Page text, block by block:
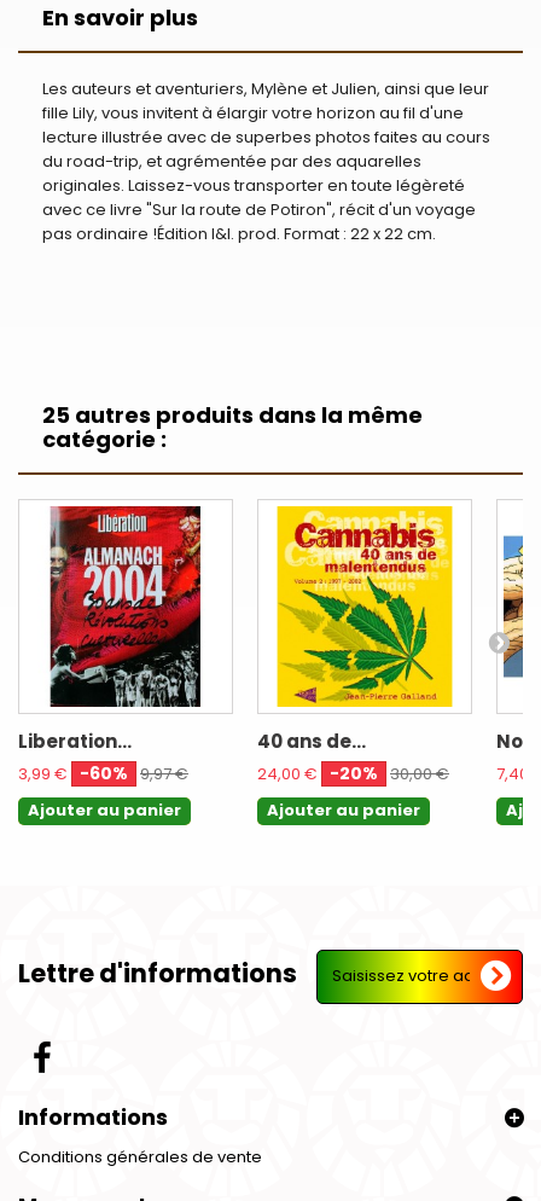
En savoir plus
Les auteurs et aventuriers, Mylène et Julien, ainsi que leur
fille Lily, vous invitent à élargir votre horizon au fil d'une
lecture illustrée avec de superbes photos faites au cours
du road-trip, et agrémentée par des aquarelles
originales. Laissez-vous transporter en toute légèreté
avec ce livre "Sur la route de Potiron", récit d'un voyage
pas ordinaire !Édition I&I. prod. Format : 22 x 22 cm.
25 autres produits dans la même
catégorie :
Liberation...
3,99 € -60% 9,97 €
Ajouter au panier
40 ans de...
24,00 € -20% 30,00 €
Ajouter au panier
7,40
Lettre d'informations
Informations
Conditions générales de vente